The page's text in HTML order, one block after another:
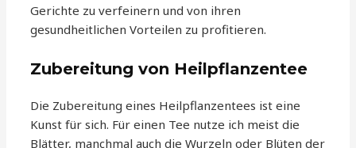
Gerichte zu verfeinern und von ihren
gesundheitlichen Vorteilen zu profitieren.
Zubereitung von Heilpflanzentee
Die Zubereitung eines Heilpflanzentees ist eine
Kunst für sich. Für einen Tee nutze ich meist die
Blätter, manchmal auch die Wurzeln oder Blüten der